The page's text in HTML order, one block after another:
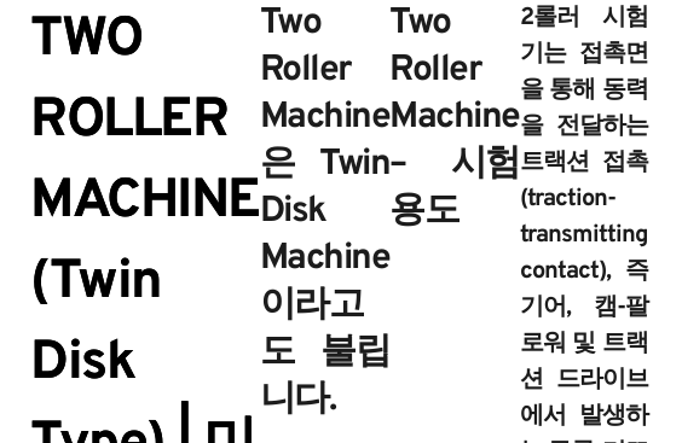
TWO
ROLLER
MACHINE
(Twin
Disk
Two
Roller
Machine
은 Twin
Disk
Machine
이라고
도 불립
니다.
Two
Roller
Machine
– 시험
용도
2롤러 시험
기는 접촉면
을 통해 동력
을 전달하는
트랙션 접촉
(traction-
transmitting
contact), 즉
기어, 캠-팔
로워 및 트랙
션 드라이브
에서 발생하